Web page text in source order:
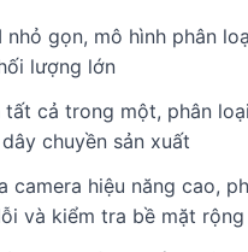
gọn, mô hình phân
lượng lớn
cả trong một, phân
chuyền sản xuất
camera hiệu năng cao,
và kiểm tra bề mặt rộng